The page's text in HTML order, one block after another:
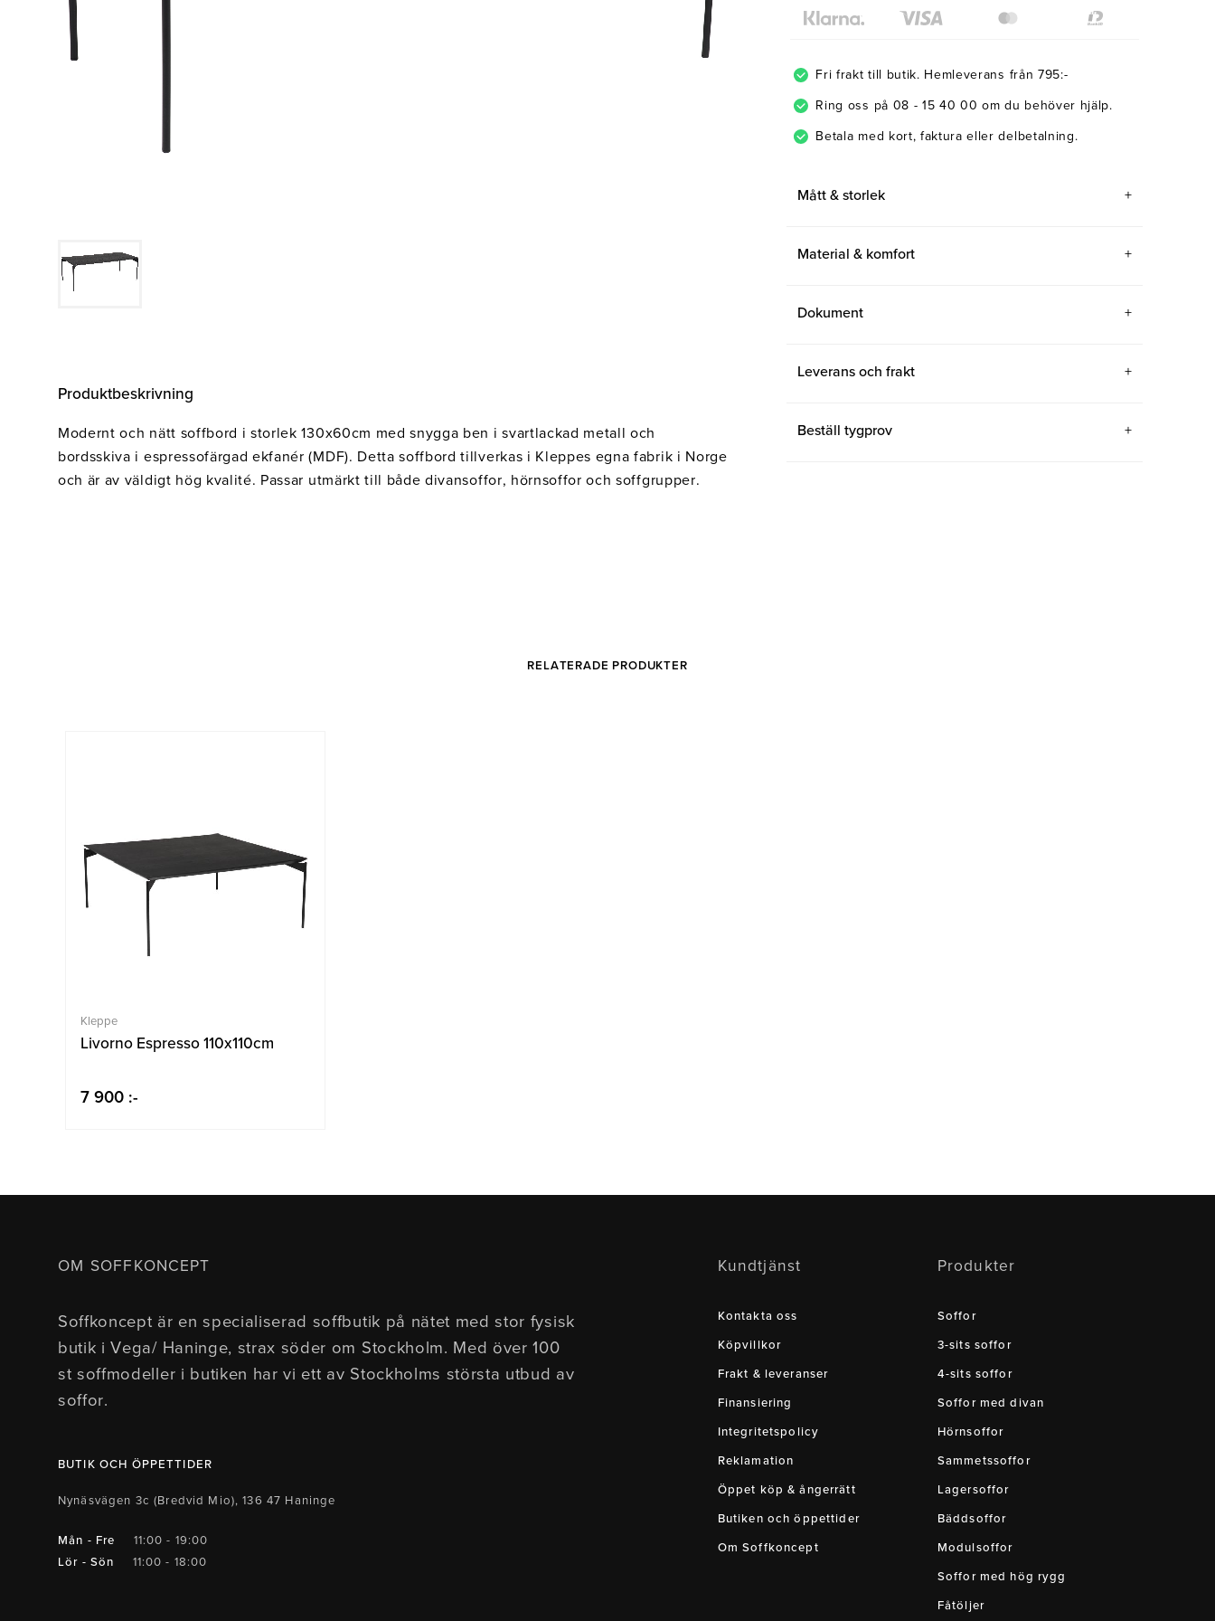
Belysning
Produktbeskrivning
Modernt och nätt soffbord i storlek 130x60cm med snygga ben i svartlackad metall och
bordsskiva i espressofärgad ekfanér (MDF). Detta soffbord tillverkas i Kleppes egna fabrik i Norge
och är av väldigt hög kvalité. Passar utmärkt till både divansoffor, hörnsoffor och soffgrupper.
Fri frakt till butik. Hemleverans från 795:-
Ring oss på 08 - 15 40 00 om du behöver hjälp.
Betala med kort, faktura eller delbetalning.
Mått & storlek
Material & komfort
Dokument
Leverans och frakt
Beställ tygprov
RELATERADE PRODUKTER
Kleppe
Livorno Espresso 110x110cm
7 900 :-
OM SOFFKONCEPT
Soffkoncept är en specialiserad soffbutik på nätet med stor fysisk
butik i Vega/ Haninge, strax söder om Stockholm. Med över 100
st soffmodeller i butiken har vi ett av Stockholms största utbud av
soffor.
BUTIK OCH ÖPPETTIDER
Nynäsvägen 3c (Bredvid Mio), 136 47 Haninge
Mån - Fre
11:00 - 19:00
Lör - Sön
11:00 - 18:00
Kundtjänst
Kontakta oss
Köpvillkor
Frakt & leveranser
Finansiering
Integritetspolicy
Reklamation
Öppet köp & ångerrätt
Butiken och öppettider
Om Soffkoncept
Produkter
Soffor
3-sits soffor
4-sits soffor
Soffor med divan
Hörnsoffor
Sammetssoffor
Lagersoffor
Bäddsoffor
Modulsoffor
Soffor med hög rygg
Fåtöljer